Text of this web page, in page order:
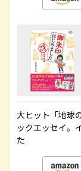
大ヒット「地球
ックエッセイ。
た